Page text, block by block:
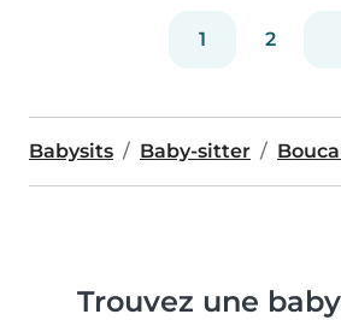
1 2
Babysits Baby-sitter
Trouvez une